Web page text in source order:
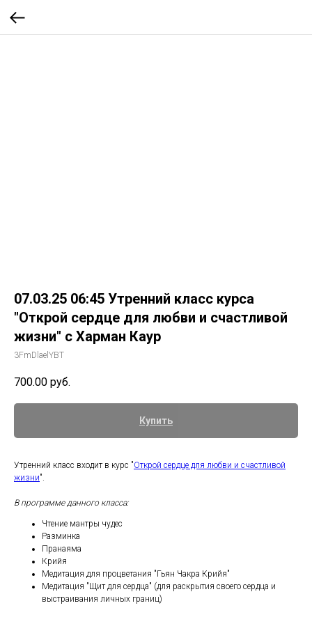
07.03.25 06:45 Утренний класс курса
"Открой сердце для любви и счастливой
жизни" с Харман Каур
3FmDlaelYBT
700.00 руб.
Купить
Утренний класс входит в курс "Открой сердце для любви и счастливой
жизни".
В программе данного класса:
Чтение мантры чудес
Разминка
Пранаяма
Крийя
Медитация для процветания "Гьян Чакра Крийя"
Медитация "Щит для сердца" (для раскрытия своего сердца и
выстраивания личных границ)